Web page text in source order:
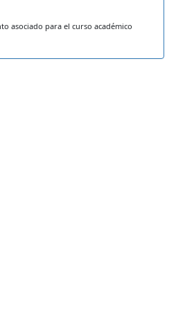
asociado para el curso académico